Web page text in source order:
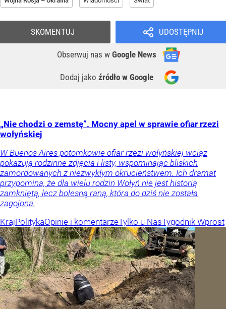
UDOSTĘPNIJ
Obserwuj nas w Google News
Dodaj jako źródło w Google
SKOMENTUJ
„Nie chodzi o zemstę”. Mocny apel w sprawie ofiar rzezi
wołyńskiej
W Buenos Aires potomkowie ofiar rzezi wołyńskiej wciąż
pokazują rodzinne zdjęcia i listy, wspominając bliskich
zamordowanych z niezwykłym okrucieństwem. Ich dramat
przypomina, że dla wielu rodzin Wołyń nie jest historią
zamkniętą, lecz bolesną raną, która do dziś nie została
zagojona.
KrajPolitykaOpinie i komentarzeTylko u NasTygodnik Wprost